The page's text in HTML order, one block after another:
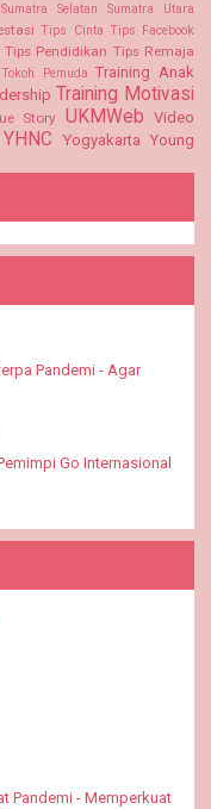
Sumatra Selatan Sumatra Utara
Tips Cinta Tips Facebook
Tips Pendidikan Tips Remaja
Tokoh Pemuda Training Anak
Training Motivasi
Story UKMWeb Video
YHNC Yogyakarta
Young
Pandemi - Agar
Go Internasional
Pandemi - Memperkuat